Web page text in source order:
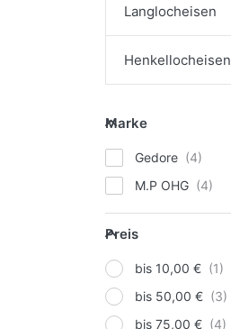
Langlocheisen
Henkellocheisen
Marke
Marke
Gedore
M.P OHG
Preis
Preis
bis 10,00 €
bis 50,00 €
bis 75,00 €